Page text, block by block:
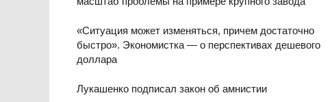
«Ситуация может изменяться, причем достаточно
быстро». Экономистка — о перспективах дешевого
доллара
Лукашенко подписал закон об амнистии